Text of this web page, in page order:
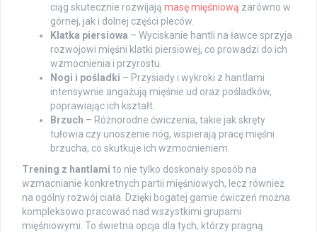
ciąg skutecznie rozwijają masę mięśniową zarówno w
górnej, jak i dolnej części pleców.
Klatka piersiowa – Wyciskanie hantli na ławce sprzyja
rozwojowi mięśni klatki piersiowej, co prowadzi do ich
wzmocnienia i przyrostu.
Nogi i pośladki – Przysiady i wykroki z hantlami
intensywnie angażują mięśnie ud oraz pośladków,
poprawiając ich kształt.
Brzuch – Różnorodne ćwiczenia, takie jak skręty
tułowia czy unoszenie nóg, wspierają pracę mięśni
brzucha, co skutkuje ich wzmocnieniem.
Trening z hantlami to nie tylko doskonały sposób na
wzmacnianie konkretnych partii mięśniowych, lecz również
na ogólny rozwój ciała. Dzięki bogatej gamie ćwiczeń można
kompleksowo pracować nad wszystkimi grupami
mięśniowymi. To świetna opcja dla tych, którzy pragną